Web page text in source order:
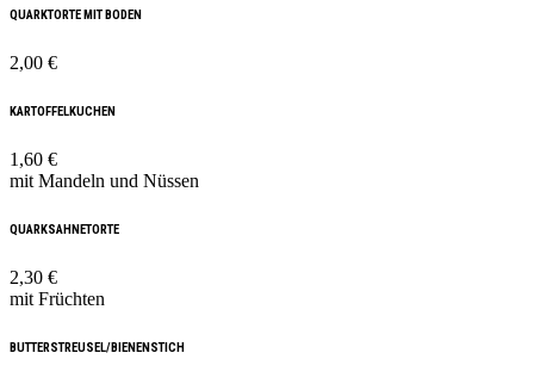
QUARKTORTE MIT BODEN
2,00 €
KARTOFFELKUCHEN
1,60 €
mit Mandeln und Nüssen
QUARKSAHNETORTE
2,30 €
mit Früchten
BUTTERSTREUSEL/BIENENSTICH